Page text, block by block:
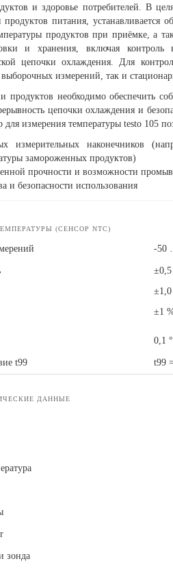
и здоровье потребителей. В
продуктов питания, устанавливается
продуктов при приёмке, а
и хранения, включая контроль
цепочки охлаждения. Для
измерений, так и
продуктов необходимо обеспечить
цепочки охлаждения и
измерения температуры testo 105
измерительных наконечников
замороженных продуктов)
прочности и возможности
и безопасности использования
(СЕНСОР NTC)
-50
±1
0,1
t99 t99
ДАННЫЕ
зонда